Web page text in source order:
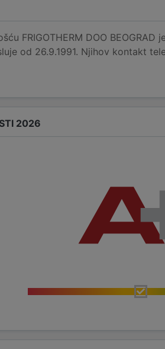
FRIGOTHERM DOO BEOGRAD
od 26.9.1991. Njihov kontakt
2026